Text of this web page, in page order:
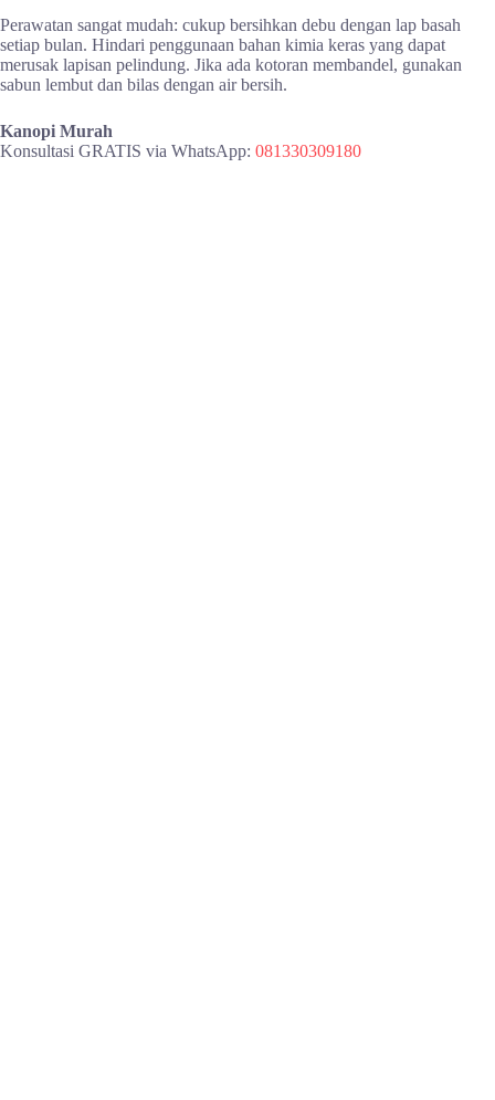
Perawatan sangat mudah: cukup bersihkan debu dengan lap basah
setiap bulan. Hindari penggunaan bahan kimia keras yang dapat
merusak lapisan pelindung. Jika ada kotoran membandel, gunakan
sabun lembut dan bilas dengan air bersih.
Kanopi Murah
Konsultasi GRATIS via WhatsApp: 081330309180